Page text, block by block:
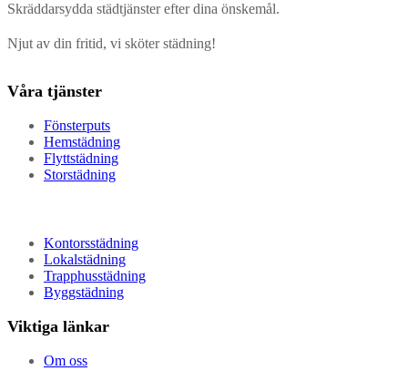
Skräddarsydda städtjänster efter dina önskemål.
Njut av din fritid, vi sköter städning!
Våra tjänster
Fönsterputs
Hemstädning
Flyttstädning
Storstädning
Kontorsstädning
Lokalstädning
Trapphusstädning
Byggstädning
Viktiga länkar
Om oss